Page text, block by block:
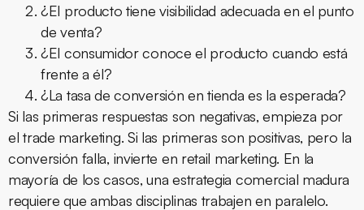
¿El producto tiene visibilidad adecuada en el punto
de venta?
¿El consumidor conoce el producto cuando está
frente a él?
¿La tasa de conversión en tienda es la esperada?
Si las primeras respuestas son negativas, empieza por
el trade marketing. Si las primeras son positivas, pero la
conversión falla, invierte en retail marketing. En la
mayoría de los casos, una estrategia comercial madura
requiere que ambas disciplinas trabajen en paralelo.